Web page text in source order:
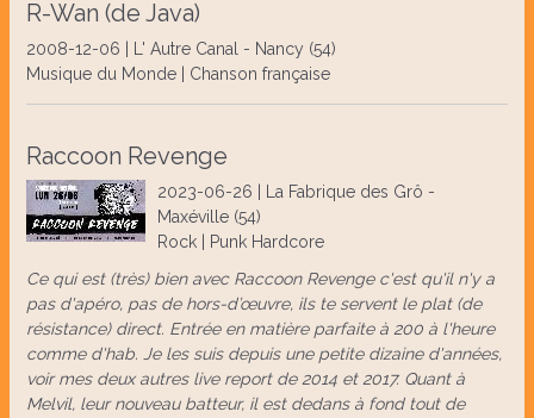
R-Wan (de Java)
2008-12-06 | L' Autre Canal - Nancy (54)
Musique du Monde | Chanson française
Raccoon Revenge
2023-06-26 | La Fabrique des Grô -
Maxéville (54)
Rock | Punk Hardcore
Ce qui est (très) bien avec Raccoon Revenge c'est qu'il n'y a
pas d'apéro, pas de hors-d’œuvre, ils te servent le plat (de
résistance) direct. Entrée en matière parfaite à 200 à l'heure
comme d'hab. Je les suis depuis une petite dizaine d'années,
voir mes deux autres live report de 2014 et 2017. Quant à
Melvil, leur nouveau batteur, il est dedans à fond tout de